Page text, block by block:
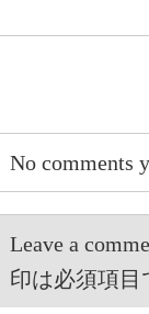
No comments
Leave a
印は必須項目